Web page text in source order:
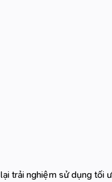
trải nghiệm sử dụng tối